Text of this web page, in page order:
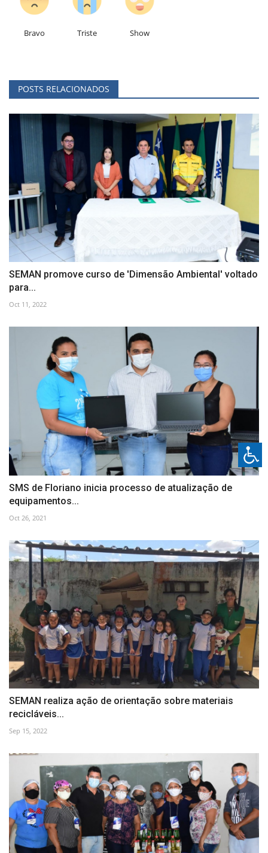
Bravo Triste Show
POSTS RELACIONADOS
SEMAN promove curso de 'Dimensão Ambiental' voltado
para...
Oct 11, 2022
SMS de Floriano inicia processo de atualização de
equipamentos...
Oct 26, 2021
SEMAN realiza ação de orientação sobre materiais
recicláveis...
Sep 15, 2022